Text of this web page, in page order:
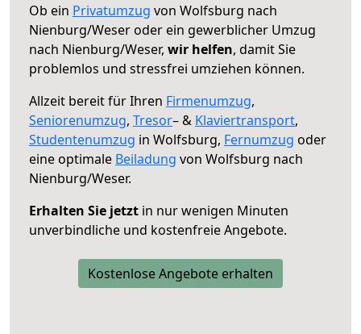
Ob ein Privatumzug von Wolfsburg nach
Nienburg/Weser oder ein gewerblicher Umzug
nach Nienburg/Weser, wir helfen, damit Sie
problemlos und stressfrei umziehen können.
Allzeit bereit für Ihren Firmenumzug,
Seniorenumzug, Tresor– & Klaviertransport,
Studentenumzug in Wolfsburg, Fernumzug oder
eine optimale Beiladung von Wolfsburg nach
Nienburg/Weser.
Erhalten Sie jetzt in nur wenigen Minuten
unverbindliche und kostenfreie Angebote.
Kostenlose Angebote erhalten